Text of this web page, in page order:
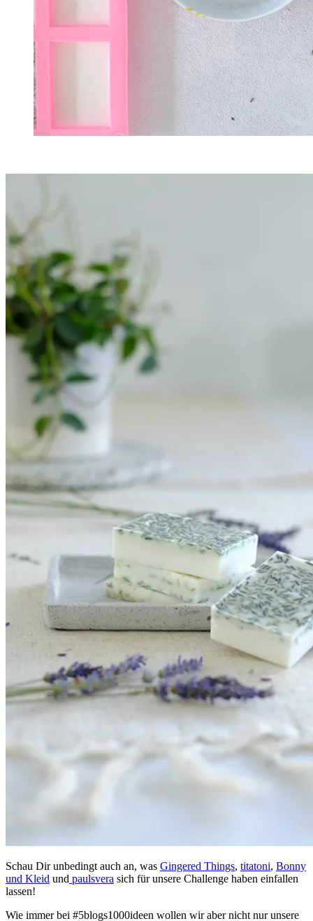
Schau Dir unbedingt auch an, was Gingered Things, titatoni, Bonny
und Kleid und paulsvera sich für unsere Challenge haben einfallen
lassen!
Wie immer bei #5blogs1000ideen wollen wir aber nicht nur unsere